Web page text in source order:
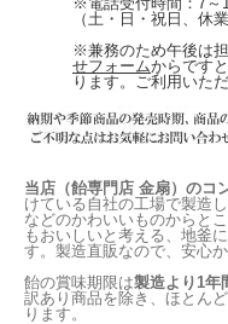
（土・日・祝日、休
※兼務のため午後は
せフォームからです
ります。ご利用いた
当店（飴専門店 金扇）のコ
けている自社の工場で製造
などのかわいいものからと
もおいしいと考える、地釜
す。製造直販なので、安心
飴の賞味期限は製造より1年
訳あり商品を除き、ほとん
ります。